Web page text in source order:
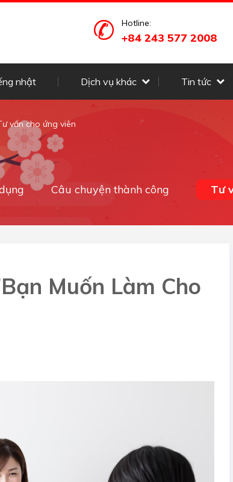
Hotline:
+84 243 577 2008
nhật Dịch vụ khác Tin tức
vấn cho ứng viên
Câu chuyện thành công Tư
Muốn Làm Cho